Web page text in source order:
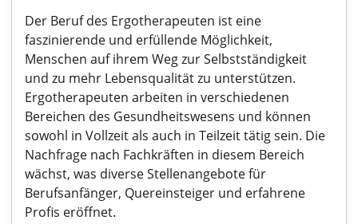
Der Beruf des Ergotherapeuten ist eine
faszinierende und erfüllende Möglichkeit,
Menschen auf ihrem Weg zur Selbstständigkeit
und zu mehr Lebensqualität zu unterstützen.
Ergotherapeuten arbeiten in verschiedenen
Bereichen des Gesundheitswesens und können
sowohl in Vollzeit als auch in Teilzeit tätig sein. Die
Nachfrage nach Fachkräften in diesem Bereich
wächst, was diverse Stellenangebote für
Berufsanfänger, Quereinsteiger und erfahrene
Profis eröffnet.